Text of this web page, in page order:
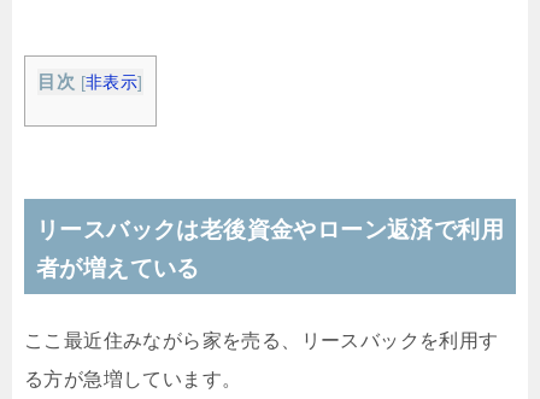
目次 [非表示]
リースバックは老後資金やローン返済で利用
者が増えている
ここ最近住みながら家を売る、リースバックを利用す
る方が急増しています。